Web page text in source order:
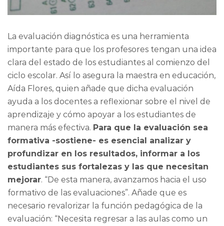
La evaluación diagnóstica es una herramienta
importante para que los profesores tengan una idea
clara del estado de los estudiantes al comienzo del
ciclo escolar. Así lo asegura la maestra en educación,
Aída Flores, quien añade que dicha evaluación
ayuda a los docentes a reflexionar sobre el nivel de
aprendizaje y cómo apoyar a los estudiantes de
manera más efectiva. Para que la evaluación sea
formativa -sostiene- es esencial analizar y
profundizar en los resultados, informar a los
estudiantes sus fortalezas y las que necesitan
mejorar. “De esta manera, avanzamos hacia el uso
formativo de las evaluaciones”. Añade que es
necesario revalorizar la función pedagógica de la
evaluación: “Necesita regresar a las aulas como un